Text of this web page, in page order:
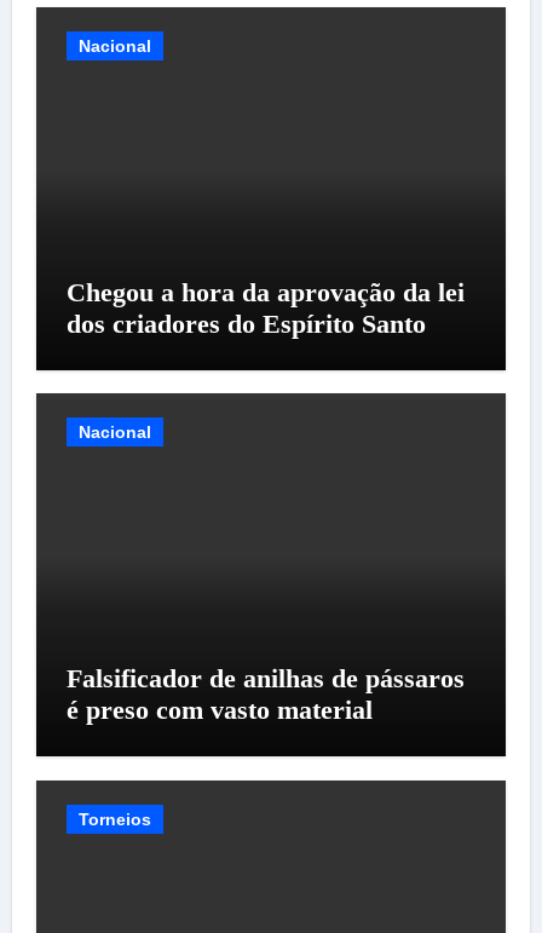
Nacional
Chegou a hora da aprovação da lei
dos criadores do Espírito Santo
Nacional
Falsificador de anilhas de pássaros
é preso com vasto material
Torneios